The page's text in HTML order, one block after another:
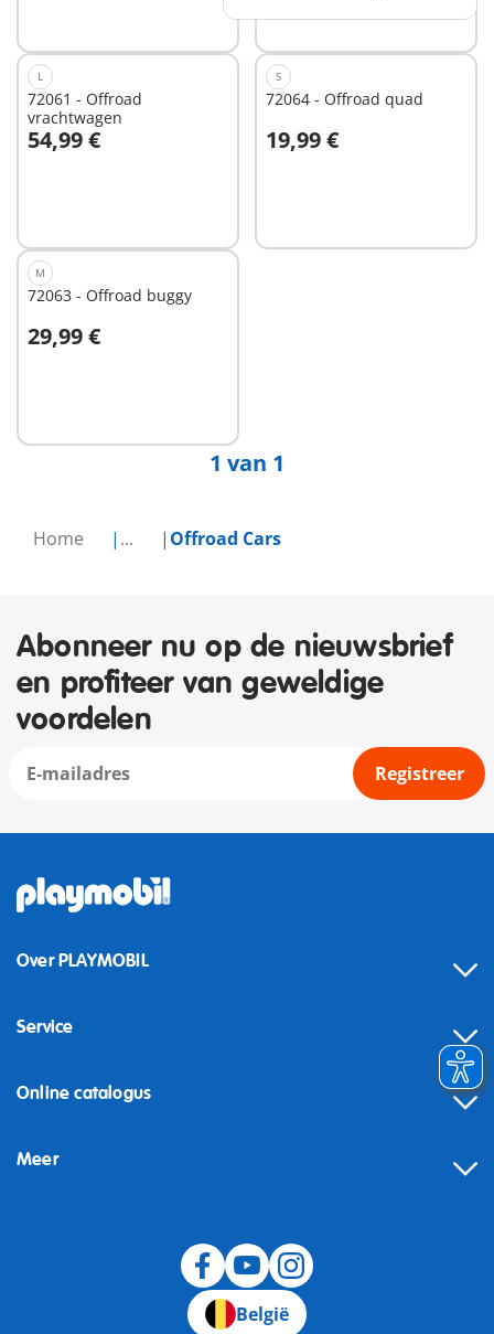
Home ... Offroad Cars
L
72061 - Offroad
vrachtwagen
54,99 €
In winkelwagen
S
72064 - Offroad quad
19,99 €
In winkelwagen
M
72063 - Offroad buggy
29,99 €
In winkelwagen
1 van 1
Abonneer nu op de nieuwsbrief
en profiteer van geweldige
voordelen
Registreer
Over PLAYMOBIL
Service
Online catalogus
Meer
België